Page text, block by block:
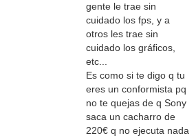
gente le trae sin
cuidado los fps, y a
otros les trae sin
cuidado los gráficos,
etc...
Es como si te digo q tu
eres un conformista pq
no te quejas de q Sony
saca un cacharro de
220€ q no ejecuta nada